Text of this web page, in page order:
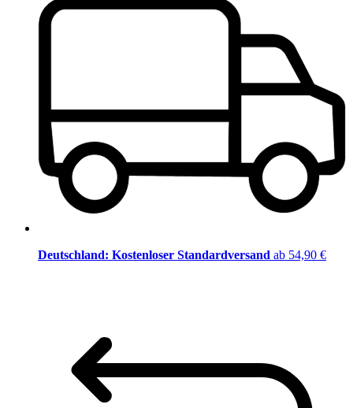
Deutschland: Kostenloser Standardversand ab 54,90 €